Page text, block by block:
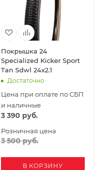
Покрышка 24
Specialized Kicker Sport
Tan Sdwl 24x2.1
Достаточно
Цена при оплате по СБП
и наличные
3 390 руб.
Розничная цена
3 500руб.
В КОРЗИНУ